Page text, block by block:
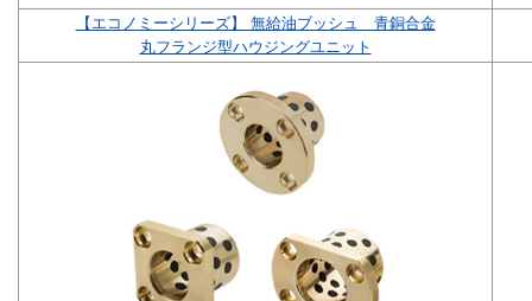
【エコノミーシリーズ】 無給油ブッシュ 青銅合金
丸フランジ型ハウジングユニット